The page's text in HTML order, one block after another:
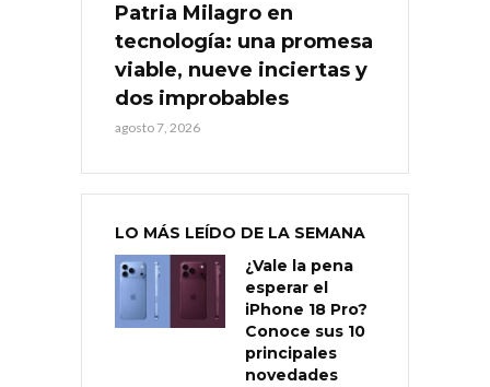
Patria Milagro en
tecnología: una promesa
viable, nueve inciertas y
dos improbables
agosto 7, 2026
LO MÁS LEÍDO DE LA SEMANA
¿Vale la pena
esperar el
iPhone 18 Pro?
Conoce sus 10
principales
novedades